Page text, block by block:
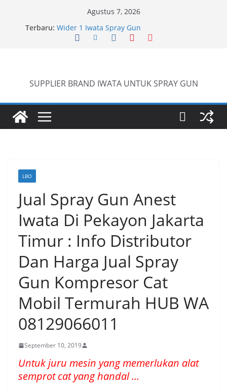
Agustus 7, 2026
Terbaru: Wider 1 Iwata Spray Gun
Anest Iwata W71 C Original
SUPPLIER BRAND IWATA UNTUK SPRAY GUN
LBO
Jual Spray Gun Anest
Iwata Di Pekayon Jakarta
Timur : Info Distributor
Dan Harga Jual Spray
Gun Kompresor Cat
Mobil Termurah HUB WA
08129066011
September 10, 2019
Untuk juru mesin yang memerlukan alat
semprot cat yang handal …